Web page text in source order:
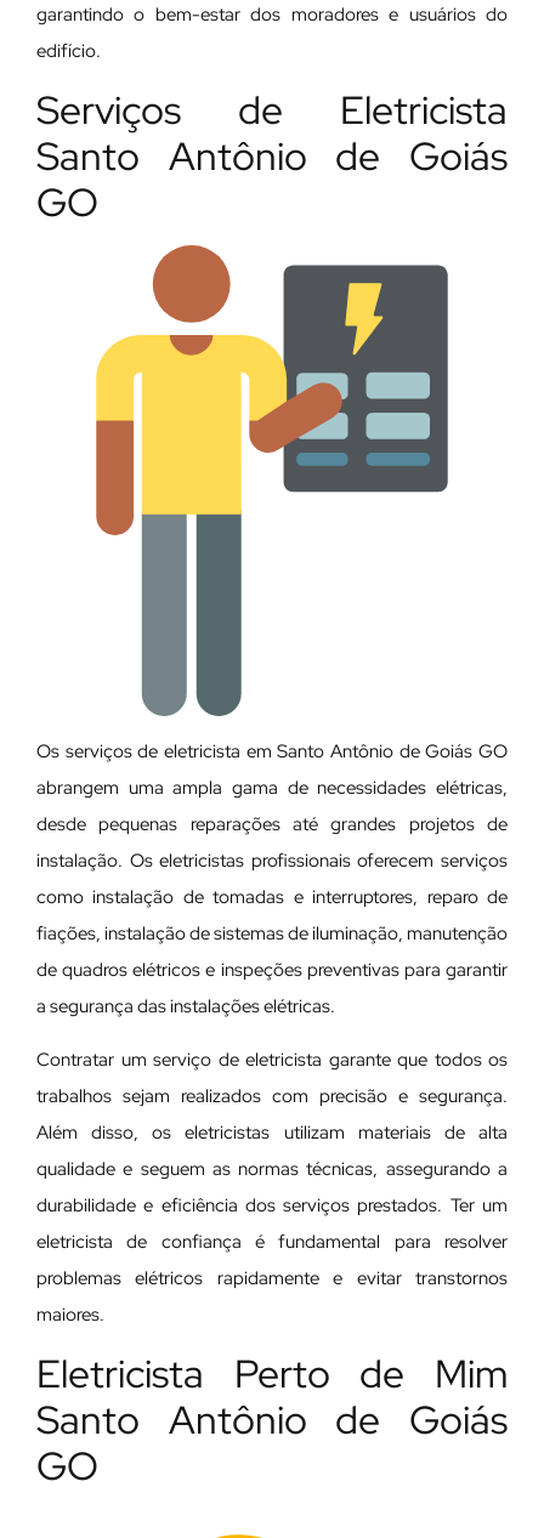
garantindo o bem-estar dos moradores e usuários do
edifício.
Serviços de Eletricista
Santo Antônio de Goiás
GO
Os serviços de eletricista em Santo Antônio de Goiás GO
abrangem uma ampla gama de necessidades elétricas,
desde pequenas reparações até grandes projetos de
instalação. Os eletricistas profissionais oferecem serviços
como instalação de tomadas e interruptores, reparo de
fiações, instalação de sistemas de iluminação, manutenção
de quadros elétricos e inspeções preventivas para garantir
a segurança das instalações elétricas.
Contratar um serviço de eletricista garante que todos os
trabalhos sejam realizados com precisão e segurança.
Além disso, os eletricistas utilizam materiais de alta
qualidade e seguem as normas técnicas, assegurando a
durabilidade e eficiência dos serviços prestados. Ter um
eletricista de confiança é fundamental para resolver
problemas elétricos rapidamente e evitar transtornos
maiores.
Eletricista Perto de Mim
Santo Antônio de Goiás
GO